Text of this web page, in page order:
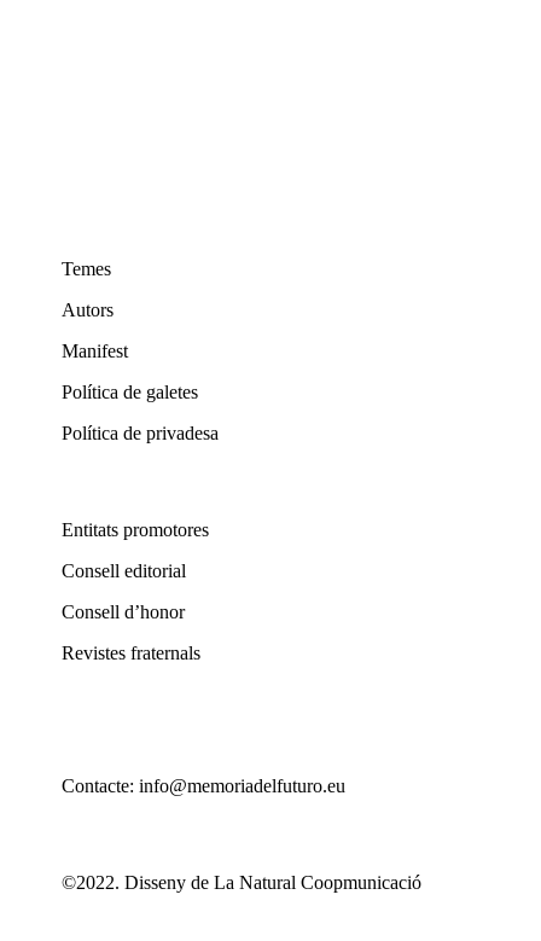
Temes
Autors
Manifest
Política de galetes
Política de privadesa
Entitats promotores
Consell editorial
Consell d’honor
Revistes fraternals
Contacte: info@memoriadelfuturo.eu
©2022. Disseny de La Natural Coopmunicació